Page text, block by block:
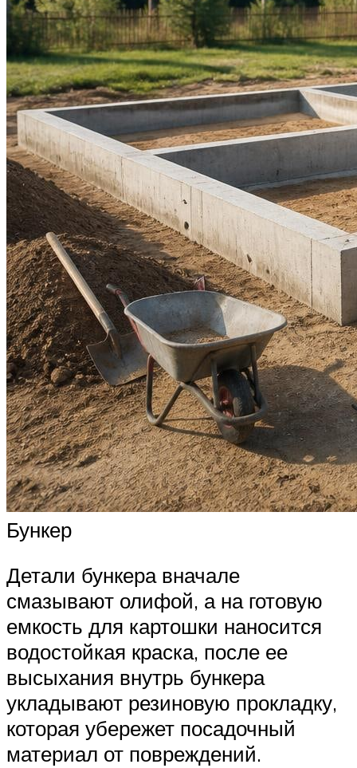
Бункер
Детали бункера вначале
смазывают олифой, а на готовую
емкость для картошки наносится
водостойкая краска, после ее
высыхания внутрь бункера
укладывают резиновую прокладку,
которая убережет посадочный
материал от повреждений.